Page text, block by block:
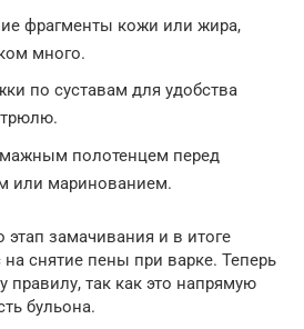
фрагменты кожи или жира,
много.
по суставам для удобства
полотенцем перед
или маринованием.
замачивания и в итоге
снятие пены при варке. Теперь
правилу, так как это напрямую
бульона.